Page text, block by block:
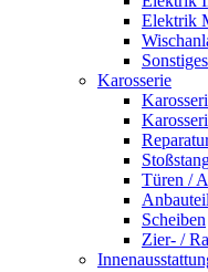
Elektrik
Sonstiges
Karosserie
Türen /
Scheiben
Zier- /